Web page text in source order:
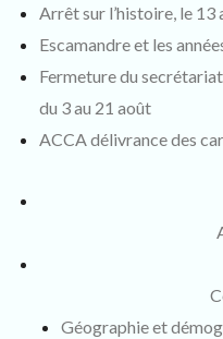
Arrêt sur l’histoire, le 13
Escamandre et les
Fermeture du
du 3 au 21 août
ACCA délivrance des
Géographie et